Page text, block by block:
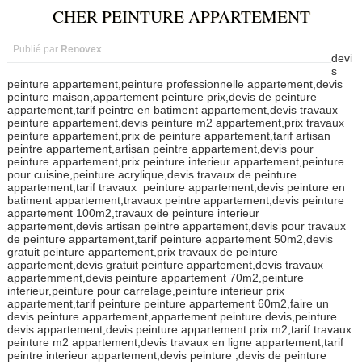
CHER PEINTURE APPARTEMENT
Publié par Renovex
devi
s
peinture appartement,peinture professionnelle appartement,devis
peinture maison,appartement peinture prix,devis de peinture
appartement,tarif peintre en batiment appartement,devis travaux
peinture appartement,devis peinture m2 appartement,prix travaux
peinture appartement,prix de peinture appartement,tarif artisan
peintre appartement,artisan peintre appartement,devis pour
peinture appartement,prix peinture interieur appartement,peinture
pour cuisine,peinture acrylique,devis travaux de peinture
appartement,tarif travaux peinture appartement,devis peinture en
batiment appartement,travaux peintre appartement,devis peinture
appartement 100m2,travaux de peinture interieur
appartement,devis artisan peintre appartement,devis pour travaux
de peinture appartement,tarif peinture appartement 50m2,devis
gratuit peinture appartement,prix travaux de peinture
appartement,devis gratuit peinture appartement,devis travaux
appartemment,devis peinture appartement 70m2,peinture
interieur,peinture pour carrelage,peinture interieur prix
appartement,tarif peinture peinture appartement 60m2,faire un
devis peinture appartement,appartement peinture devis,peinture
devis appartement,devis peinture appartement prix m2,tarif travaux
peinture m2 appartement,devis travaux en ligne appartement,tarif
peintre interieur appartement,devis peinture ,devis de peinture